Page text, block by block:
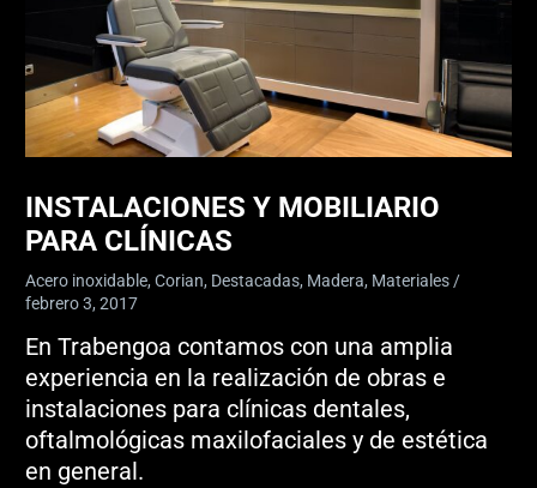
INSTALACIONES Y MOBILIARIO
PARA CLÍNICAS
Acero inoxidable,Corian, Destacadas, Madera, Materiales /
febrero 3, 2017
En Trabengoa contamos con una amplia
experiencia en la realización de obras e
instalaciones para clínicas dentales,
oftalmológicas maxilofaciales y de estética
en general.